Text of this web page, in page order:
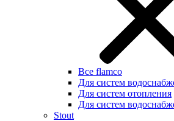
Все flamco
Для систем
Для систем отопления
Для систем
Stout